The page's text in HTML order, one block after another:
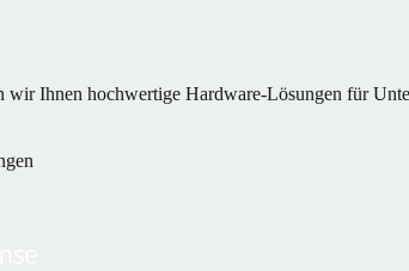
wir Ihnen hochwertige Hardware-Lösungen für